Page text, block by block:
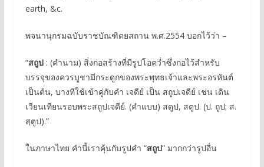
earth, &c.
พจนานุกรมฉบับราชบัณฑิตยสถาน พ.ศ.2554 บอกไว้ว่า –
“สถูป: (คำนาม) สิ่งก่อสร้างที่มีรูปโอคว่ำซึ่งก่อไว้สำหรับ
บรรจุของควรบูชามีกระดูกของพระพุทธเจ้าและพระอรหันต์
เป็นต้น, บางทีใช้เข้าคู่กับคำ เจดีย์ เป็น สถูปเจดีย์ เช่น เดิน
เวียนเทียนรอบพระสถูปเจดีย์. (คำแบบ) สดูป, สตูป. (ป. ถูป; ส.
สฺตูป).”
ในภาษาไทย คำนี้เราคุ้นกับรูปคำ “สถูป” มากกว่ารูปอื่น